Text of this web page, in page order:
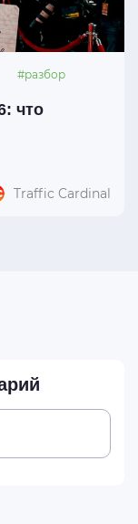
#разбор
что
Traffic Cardinal